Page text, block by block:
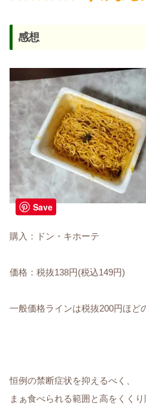
感想
購入：ドン・キホーテ
価格：税抜138円(税込149円)
一般価格ラインは税抜200円ほど
恒例の禁断症状を抑えるべく、
まぁ食べられる範囲と高をくくり
Save